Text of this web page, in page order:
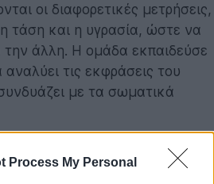
Process My Personal
οι διαφορετικές μετρήσεις,
τάση και η υγρασία, ώστε να
την άλλη. Η ομάδα εκπαιδεύσε
αναλύει τις εκφράσεις του
με τα σωματικά
καλά μπορεί η τεχνητή
συναισθήματα, οι